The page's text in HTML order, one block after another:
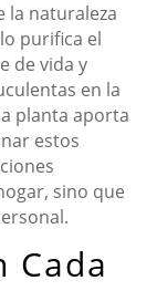
la naturaleza
purifica el
de vida y
en la
planta aporta
estos
sino que
Cada